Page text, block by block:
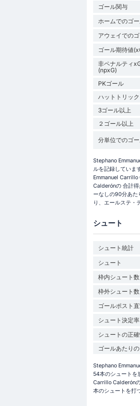
ゴール関与
ホームでのゴ
アウェイでの
ゴール期待値
非ペナルティ
(npxG)
PKゴール
ハットトリック
3ゴール以上
２ゴール以上
分単位でのゴ
Stephano
ルを記録していま
Emmanuel
Calderónの 合計
ーなしの90分あ
り、エールステ・
シュート
シュート統計
シュート
枠内シュート数
枠外シュート数
ゴールポスト
シュート決定率
シュートの正
ゴールあたり
Stephano
54本のシュートを
Carrillo Calderón
本のシュートを打